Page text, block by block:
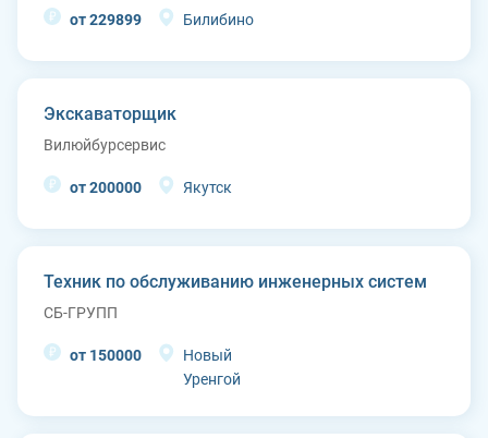
от 229899 Билибино
Экскаваторщик
Вилюйбурсервис
от 200000 Якутск
Техник по обслуживанию инженерных систем
СБ-ГРУПП
от 150000
Новый
Уренгой